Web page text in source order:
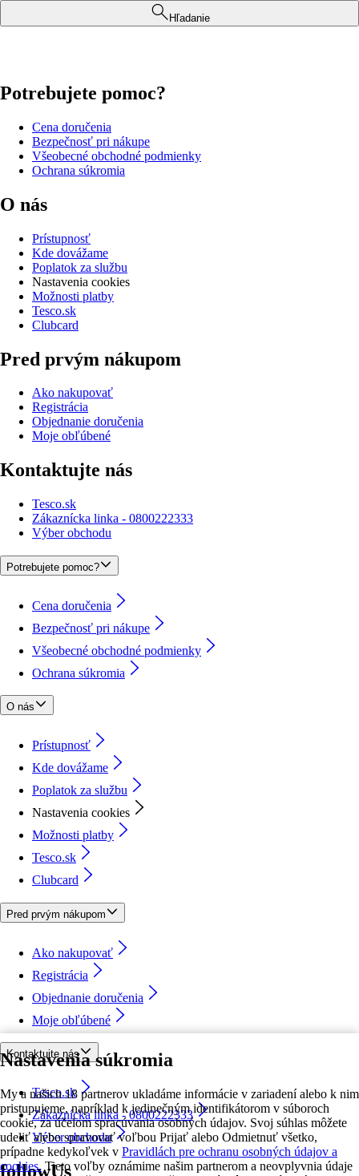
Nastavenia súkromia
My a našich 18 partnerov ukladáme informácie v zariadení alebo k nim
pristupujeme, napríklad k jedinečným identifikátorom v súboroch
cookie, za účelom spracúvania osobných údajov. Svoj súhlas môžete
udeliť alebo spravovať voľbou Prijať alebo Odmietnuť všetko,
prípadne kedykoľvek v Pravidlách pre ochranu osobných údajov a
cookies. Tieto voľby oznámime našim partnerom a neovplyvnia údaje
Hľadanie
Potrebujete pomoc?
Cena doručenia
Bezpečnosť pri nákupe
Všeobecné obchodné podmienky
Ochrana súkromia
O nás
Prístupnosť
Kde dovážame
Poplatok za službu
Nastavenia cookies
Možnosti platby
Tesco.sk
Clubcard
Pred prvým nákupom
Ako nakupovať
Registrácia
Objednanie doručenia
Moje obľúbené
Kontaktujte nás
Tesco.sk
Zákaznícka linka - 0800222333
Výber obchodu
Potrebujete pomoc?
Cena doručenia
Bezpečnosť pri nákupe
Všeobecné obchodné podmienky
Ochrana súkromia
O nás
Prístupnosť
Kde dovážame
Poplatok za službu
Nastavenia cookies
Možnosti platby
Tesco.sk
Clubcard
Pred prvým nákupom
Ako nakupovať
Registrácia
Objednanie doručenia
Moje obľúbené
Kontaktujte nás
Tesco.sk
Zákaznícka linka - 0800222333
Výber obchodu
followUs